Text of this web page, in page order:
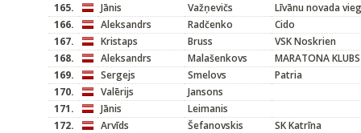
165.
Jānis Važņevičs
Līvānu novada
166.
Aleksandrs Radčenko
Cido
167.
Kristaps Bruss
VSK Noskrien
168.
Aleksandrs Malašenkovs
MARATONA KLUBS
169.
Sergejs Smelovs
Patria
170.
Valērijs
Jansons
171.
Jānis
Leimanis
172.
Arvīds Šefanovskis
SK Katrīna